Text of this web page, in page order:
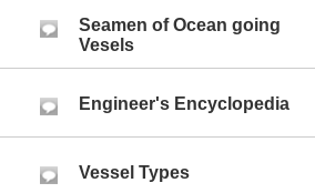
Seamen of Ocean going
Vesels
Engineer's Encyclopedia
Vessel Types